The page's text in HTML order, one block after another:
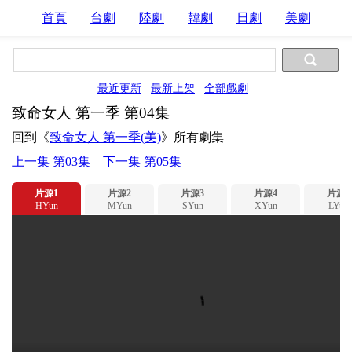
首頁 台劇 陸劇 韓劇 日劇 美劇
最近更新 最新上架 全部戲劇
致命女人 第一季 第04集
回到《致命女人 第一季(美)》所有劇集
上一集 第03集
下一集 第05集
片源1
HYun
片源2
MYun
片源3
SYun
片源4
XYun
片源5
LYun